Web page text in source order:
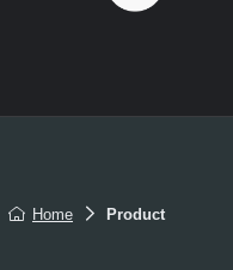
Home Product